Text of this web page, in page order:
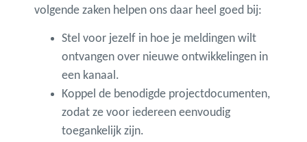
volgende zaken helpen ons daar heel goed bij:
Stel voor jezelf in hoe je meldingen wilt
ontvangen over nieuwe ontwikkelingen in
een kanaal.
Koppel de benodigde projectdocumenten,
zodat ze voor iedereen eenvoudig
toegankelijk zijn.